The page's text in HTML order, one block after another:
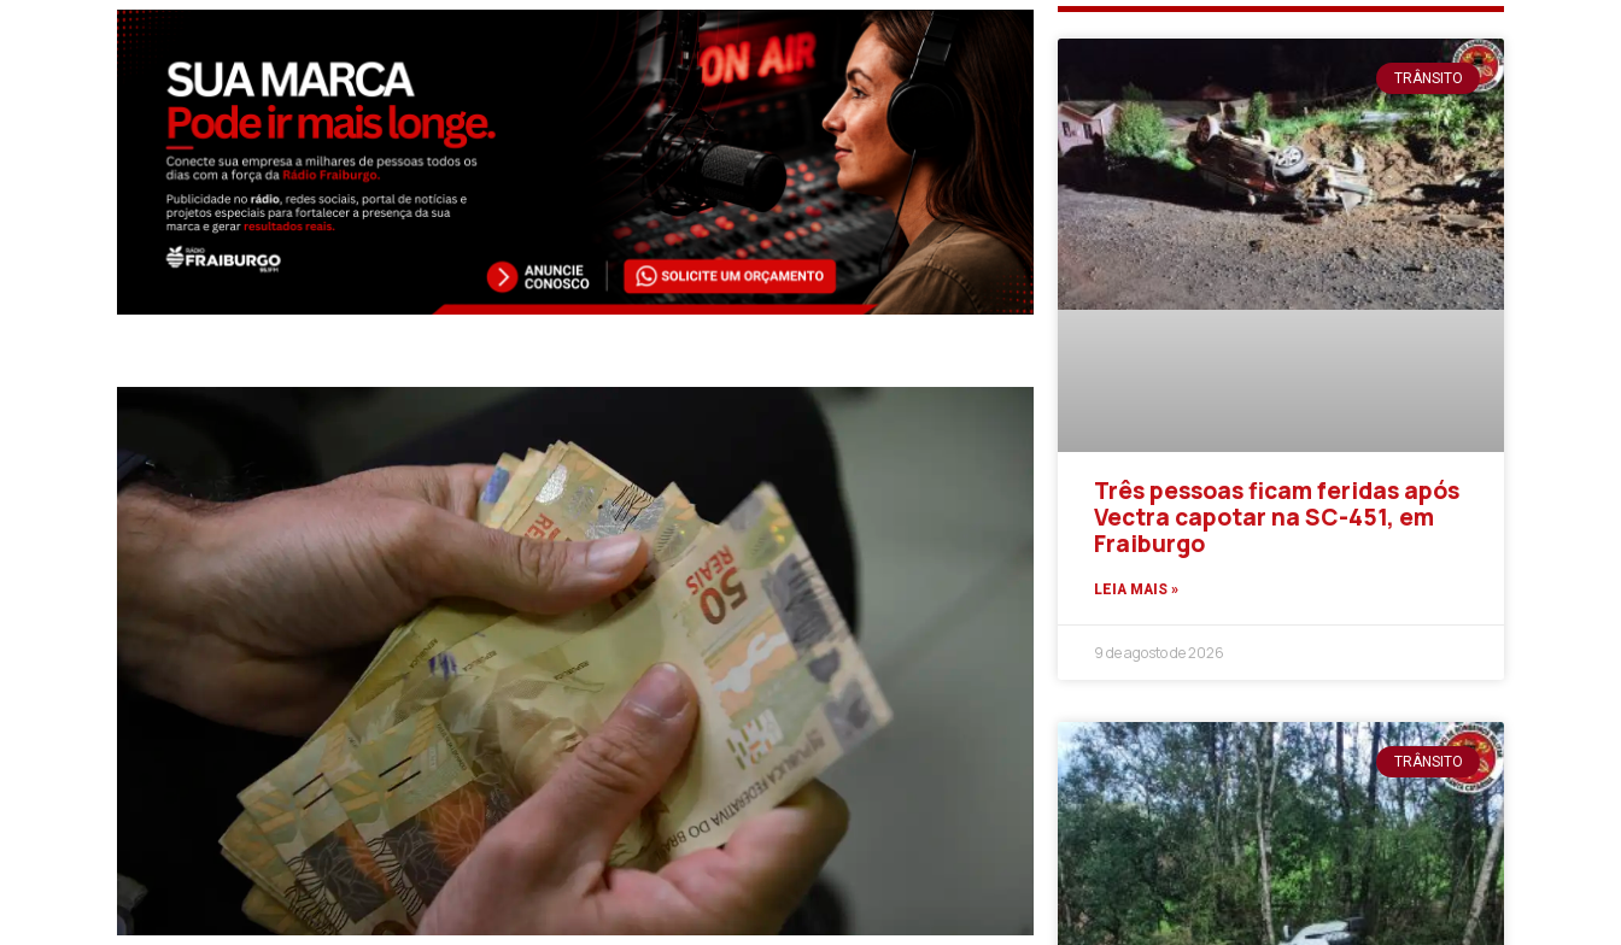
TRÂNSITO
Três pessoas ficam feridas após
Vectra capotar na SC-451, em
Fraiburgo
LEIA MAIS »
9 de agosto de 2026
TRÂNSITO